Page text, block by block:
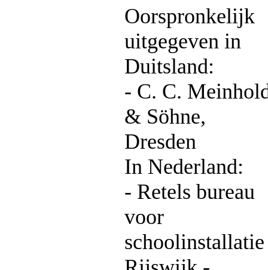
Oorspronkelijk
uitgegeven in
Duitsland:
- C. C.
& Söhne,
Dresden
In Nederland:
- Retels bureau
voor
schoolinstallatie